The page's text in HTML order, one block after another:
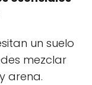
un suelo
mezclar
arena.